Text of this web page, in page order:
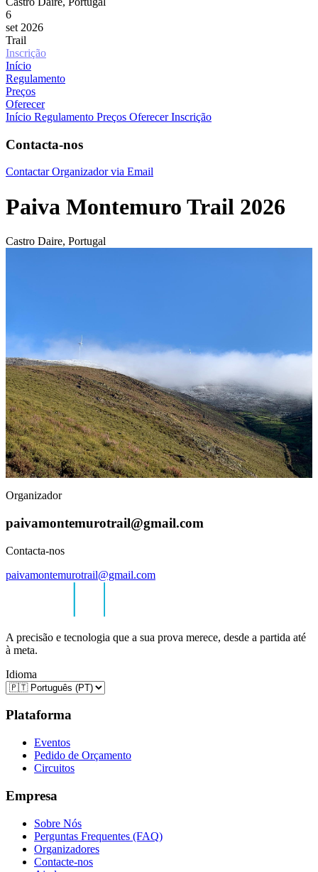
6
set 2026
Trail
Inscrição
Início
Regulamento
Preços
Oferecer
Início Regulamento Preços Oferecer Inscrição
Contacta-nos
Contactar Organizador via Email
Paiva Montemuro Trail 2026
Castro Daire, Portugal
Organizador
paivamontemurotrail@gmail.com
Contacta-nos
paivamontemurotrail@gmail.com
A precisão e tecnologia que a sua prova merece, desde a partida até
à meta.
Idioma
Plataforma
Eventos
Pedido de Orçamento
Circuitos
Empresa
Sobre Nós
Perguntas Frequentes (FAQ)
Organizadores
Contacte-nos